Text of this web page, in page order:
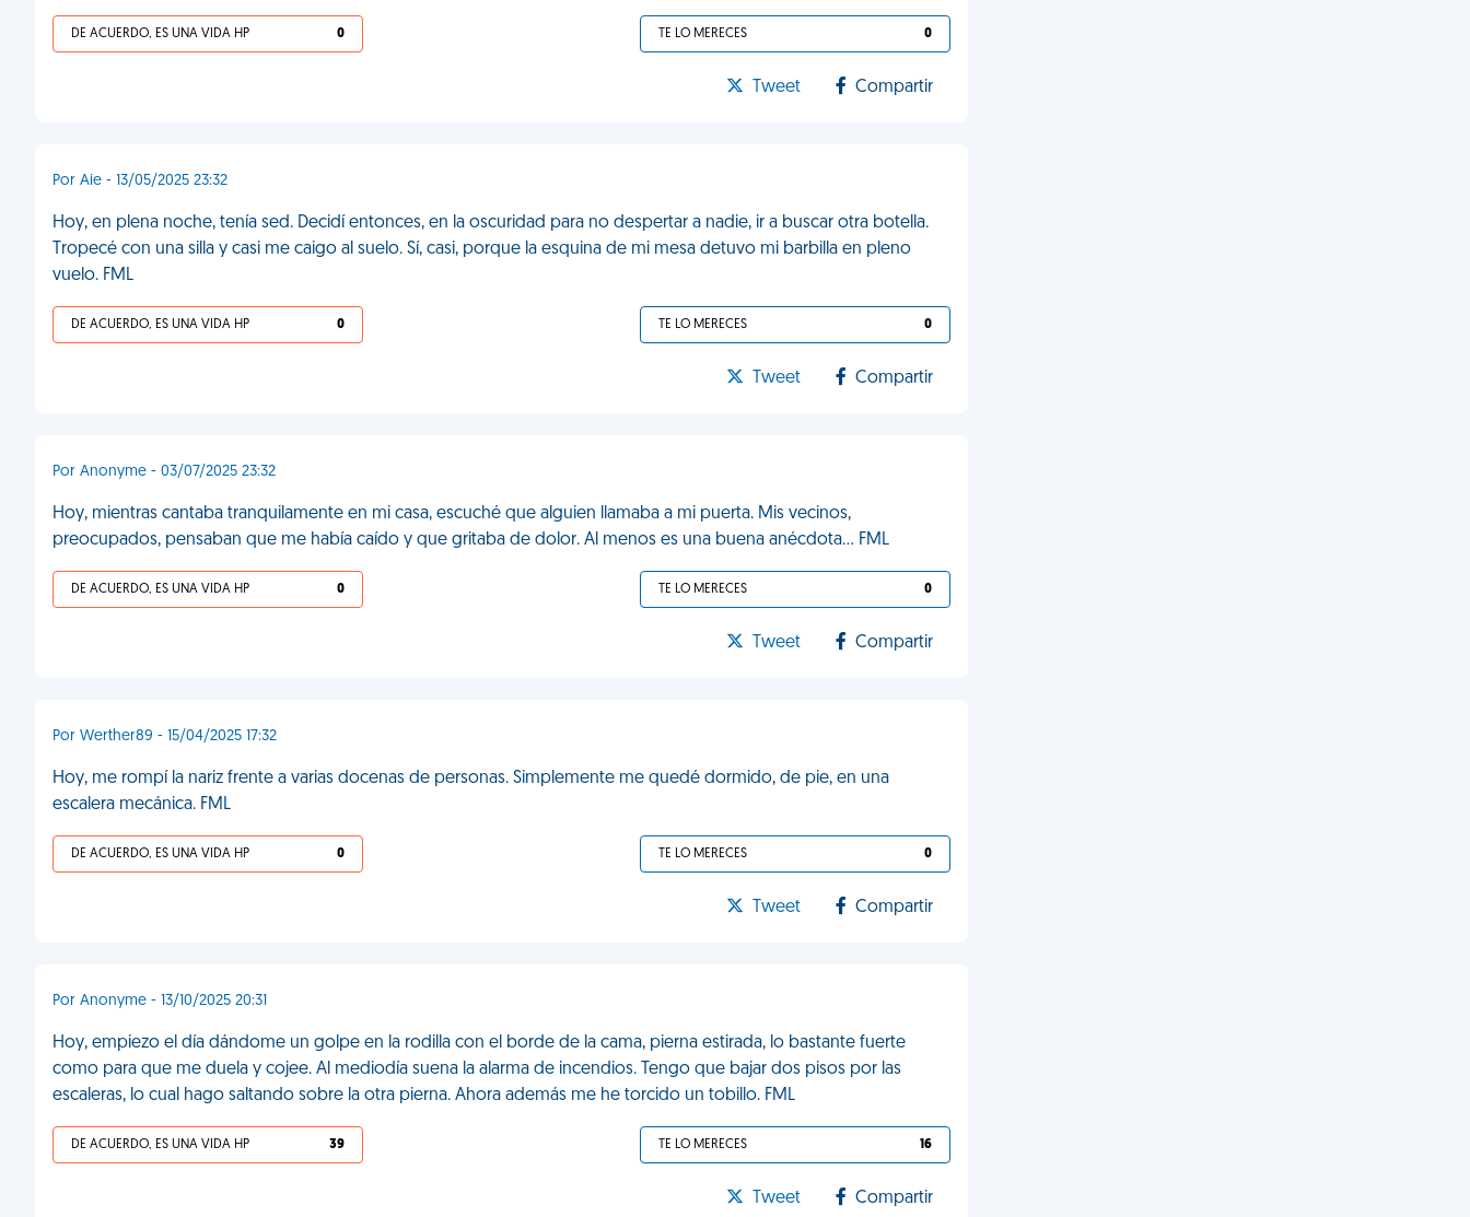
DE ACUERDO, ES UNA VIDA HP 0 TE LO MERECES 0
Tweet Compartir
Por Aie - 13/05/2025 23:32
Hoy, en plena noche, tenía sed. Decidí entonces, en la oscuridad para no despertar a nadie, ir a buscar otra botella.
Tropecé con una silla y casi me caigo al suelo. Sí, casi, porque la esquina de mi mesa detuvo mi barbilla en pleno
vuelo. FML
DE ACUERDO, ES UNA VIDA HP 0 TE LO MERECES 0
Tweet Compartir
Por Anonyme - 03/07/2025 23:32
Hoy, mientras cantaba tranquilamente en mi casa, escuché que alguien llamaba a mi puerta. Mis vecinos,
preocupados, pensaban que me había caído y que gritaba de dolor. Al menos es una buena anécdota... FML
DE ACUERDO, ES UNA VIDA HP 0 TE LO MERECES 0
Tweet Compartir
Por Werther89 - 15/04/2025 17:32
Hoy, me rompí la nariz frente a varias docenas de personas. Simplemente me quedé dormido, de pie, en una
escalera mecánica. FML
DE ACUERDO, ES UNA VIDA HP 0 TE LO MERECES 0
Tweet Compartir
Por Anonyme - 13/10/2025 20:31
Hoy, empiezo el día dándome un golpe en la rodilla con el borde de la cama, pierna estirada, lo bastante fuerte
como para que me duela y cojee. Al mediodía suena la alarma de incendios. Tengo que bajar dos pisos por las
escaleras, lo cual hago saltando sobre la otra pierna. Ahora además me he torcido un tobillo. FML
DE ACUERDO, ES UNA VIDA HP 39 TE LO MERECES 16
Tweet Compartir